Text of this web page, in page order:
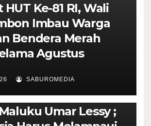
Ke-81 RI, Wali
Imbau Warga
Bendera Merah
Agustus
SABUROMEDIA
THE MOLUCCAS
LK-III HMI, Ketua
Umar Lessy ;